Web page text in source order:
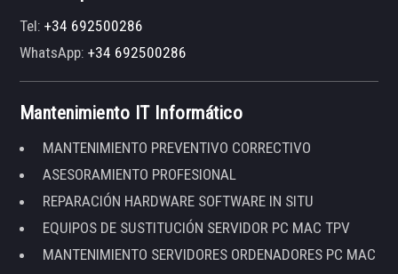
Tel:+34 692500286
WhatsApp:+34 692500286
Mantenimiento IT Informático
MANTENIMIENTO PREVENTIVO CORRECTIVO
ASESORAMIENTO PROFESIONAL
REPARACIÓN HARDWARE SOFTWARE IN SITU
EQUIPOS DE SUSTITUCIÓN SERVIDOR PC MAC TPV
MANTENIMIENTO SERVIDORES ORDENADORES PC MAC